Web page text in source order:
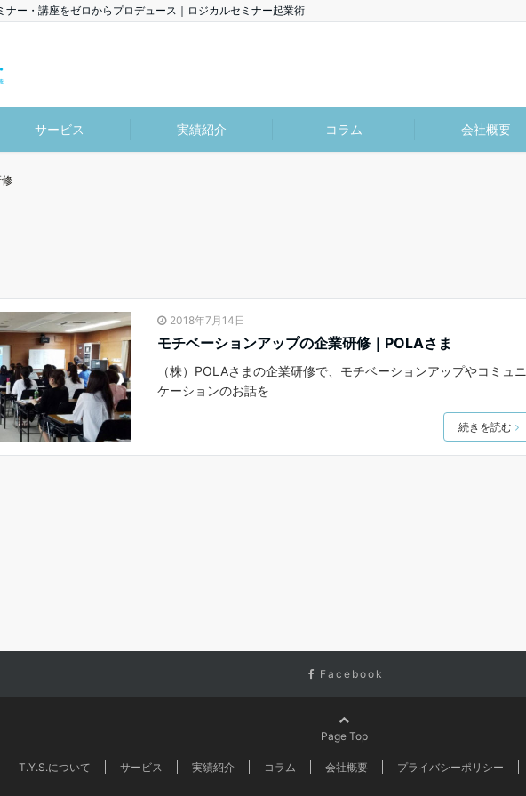
ナー・講座をゼロからプロデュース｜ロジカルセミナー起業術
サービス 実績紹介 コラム 会社概要
2018年7月14日
モチベーションアップの企業研修｜POLAさま
（株）POLAさまの企業研修で、モチベーションアップやコミュニ
ケーションのお話を
続きを読む
Facebook
Page Top
T.Y.S.について サービス 実績紹介 コラム 会社概要 プライバシーポリシー